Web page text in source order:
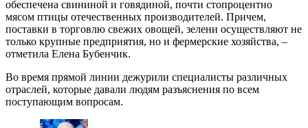
обеспечена свининой и говядиной, почти стопроцентно
мясом птицы отечественных производителей. Причем,
поставки в торговлю свежих овощей, зелени осуществляют не
только крупные предприятия, но и фермерские хозяйства, –
отметила Елена Бубенчик.
Во время прямой линии дежурили специалисты различных
отраслей, которые давали людям разъяснения по всем
поступающим вопросам.